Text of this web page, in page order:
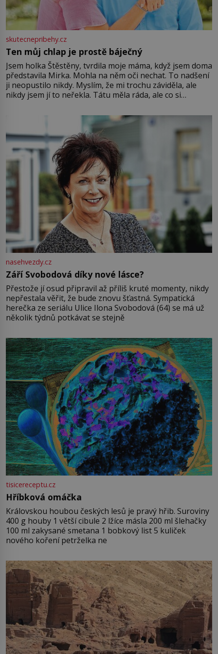
skutecnepribehy.cz
Ten můj chlap je prostě báječný
Jsem holka Štěstěny, tvrdila moje máma, když jsem doma
představila Mirka. Mohla na něm oči nechat. To nadšení
ji neopustilo nikdy. Myslím, že mi trochu záviděla, ale
nikdy jsem jí to neřekla. Tátu měla ráda, ale co si
Jsme spolu moc rádi Tehdy byla jiná doba, když
nasehvezdy.cz
Září Svobodová díky nové lásce?
Přestože jí osud připravil až příliš kruté momenty, nikdy
nepřestala věřit, že bude znovu šťastná. Sympatická
herečka ze seriálu Ulice Ilona Svobodová (64) se má už
několik týdnů potkávat se stejně
tisicereceptu.cz
Hříbková omáčka
Královskou houbou českých lesů je pravý hřib. Suroviny
400 g houby 1 větší cibule 2 lžíce másla 200 ml šlehačky
100 ml zakysané smetana 1 bobkový list 5 kuliček
nového koření petrželka ne